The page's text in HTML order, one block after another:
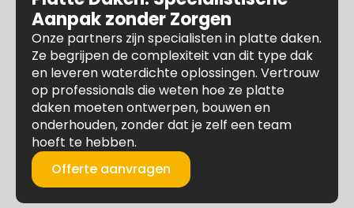
Aanpak zonder Zorgen
Onze partners zijn specialisten in platte daken.
Ze begrijpen de complexiteit van dit type dak
en leveren waterdichte oplossingen. Vertrouw
op professionals die weten hoe ze platte
daken moeten ontwerpen, bouwen en
onderhouden, zonder dat je zelf een team
hoeft te hebben.
Offerte aanvragen